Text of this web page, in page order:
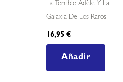
La Terrible Adèle Y La
Galaxia De Los Raros
16,95€
Añadir